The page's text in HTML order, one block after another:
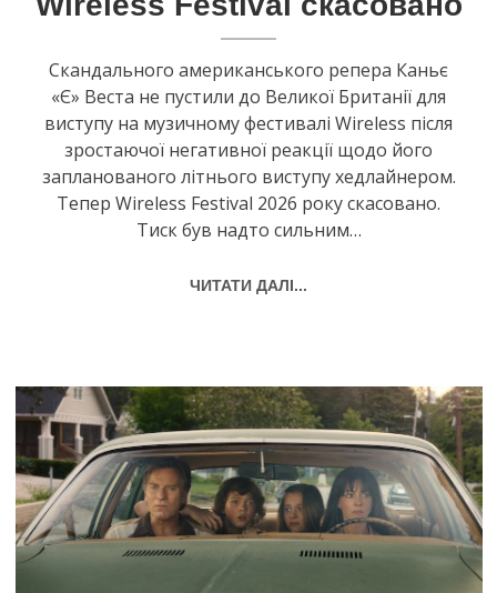
Cкандального американського репера Каньє
«Є» Веста не пустили до Великої Британії для
виступу на музичному фестивалі Wireless після
зростаючої негативної реакції щодо його
запланованого літнього виступу хедлайнером.
Тепер Wireless Festival 2026 року скасовано.
Тиск був надто сильним…
ЧИТАТИ ДАЛІ...